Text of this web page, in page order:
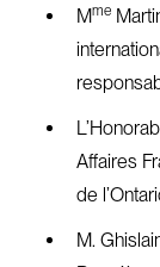
Mme
Affaires
de
M.